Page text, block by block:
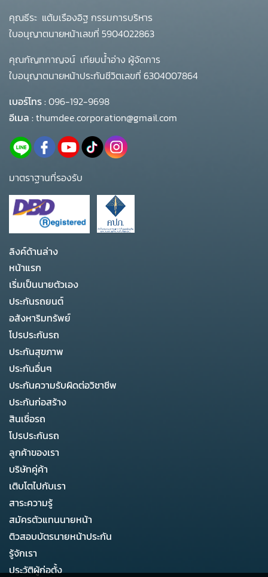
คุณธีระ แต้มเรืองอิฐ กรรมการบริหาร
ใบอนุญาตนายหน้าเลขที่ 5904022863
คุณกัญทกาญจน์ เทียบน้ำอ่าง ผู้จัดการ
ใบอนุญาตนายหน้าประกันชีวิตเลขที่ 6304007864
เบอร์โทร :096-192-9698
อีเมล :thumdee.corporation@gmail.com
มาตราฐานที่รองรับ
ลิงค์ด้านล่าง
หน้าแรก
เริ่มเป็นนายตัวเอง
ประกันรถยนต์
อสังหาริมทรัพย์
โปรประกันรถ
ประกันสุขภาพ
ประกันอื่นๆ
ประกันความรับผิดต่อวิชาชีพ
ประกันก่อสร้าง
สินเชื่อรถ
โปรประกันรถ
ลูกค้าของเรา
บริษัทคู่ค้า
เติบโตไปกับเรา
สาระความรู้
สมัครตัวแทนนายหน้า
ติวสอบบัตรนายหน้าประกัน
รู้จักเรา
ประวัติผู้ก่อตั้ง